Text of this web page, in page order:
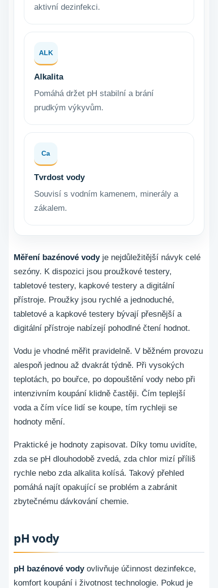
aktivní dezinfekci.
ALK
Alkalita
Pomáhá držet pH stabilní a brání
prudkým výkyvům.
Ca
Tvrdost vody
Souvisí s vodním kamenem, minerály a
zákalem.
Měření bazénové vodyje nejdůležitější návyk celé
sezóny. K dispozici jsou proužkové testery,
tabletové testery, kapkové testery a digitální
přístroje. Proužky jsou rychlé a jednoduché,
tabletové a kapkové testery bývají přesnější a
digitální přístroje nabízejí pohodlné čtení hodnot.
Vodu je vhodné měřit pravidelně. V běžném provozu
alespoň jednou až dvakrát týdně. Při vysokých
teplotách, po bouřce, po dopouštění vody nebo při
intenzivním koupání klidně častěji. Čím teplejší
voda a čím více lidí se koupe, tím rychleji se
hodnoty mění.
Praktické je hodnoty zapisovat. Díky tomu uvidíte,
zda se pH dlouhodobě zvedá, zda chlor mizí příliš
rychle nebo zda alkalita kolísá. Takový přehled
pomáhá najít opakující se problém a zabránit
zbytečnému dávkování chemie.
pH vody
pH bazénové vodyovlivňuje účinnost dezinfekce,
komfort koupání i životnost technologie. Pokud je